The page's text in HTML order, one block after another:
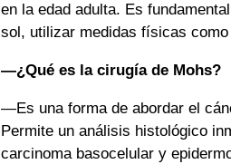
en la edad adulta. Es
sol, utilizar medidas físicas
—¿Qué es la cirugía de Mohs?
—Es una forma de abordar el
Permite un análisis histológico
carcinoma basocelular y